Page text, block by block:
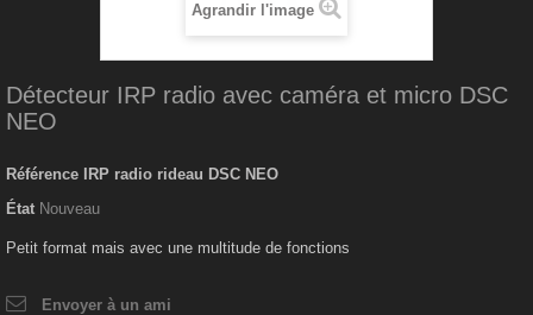
Agrandir l'image
Détecteur IRP radio avec caméra et micro DSC
NEO
Référence
IRP radio rideau DSC NEO
État Nouveau
Petit format mais avec une multitude de fonctions
Envoyer à un ami